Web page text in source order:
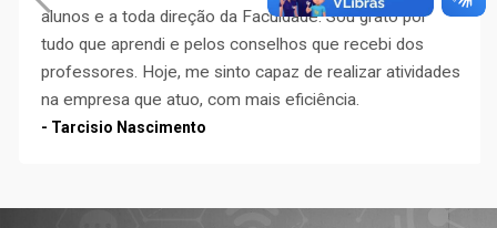
alunos e a toda direção da Faculdade. Sou grato por
tudo que aprendi e pelos conselhos que recebi dos
professores. Hoje, me sinto capaz de realizar atividades
na empresa que atuo, com mais eficiência.
- Tarcisio Nascimento